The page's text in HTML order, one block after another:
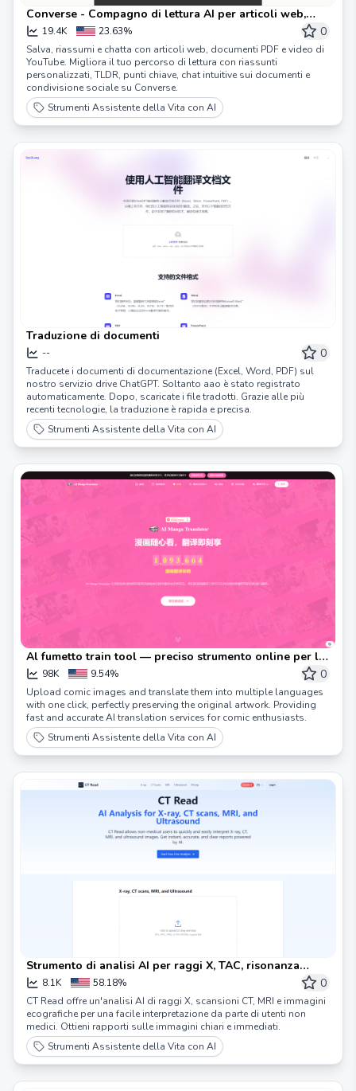
Converse - Compagno di lettura AI per articoli web,
PDF e video
19.4K 23.63% 0
Salva, riassumi e chatta con articoli web, documenti PDF e video di
YouTube. Migliora il tuo percorso di lettura con riassunti
personalizzati, TLDR, punti chiave, chat intuitive sui documenti e
condivisione sociale su Converse.
Strumenti Assistente della Vita con AI
Traduzione di documenti
-- 0
Traducete i documenti di documentazione (Excel, Word, PDF) sul
nostro servizio drive ChatGPT. Soltanto aao è stato registrato
automaticamente. Dopo, scaricate i file tradotti. Grazie alle più
recenti tecnologie, la traduzione è rapida e precisa.
Strumenti Assistente della Vita con AI
Al fumetto train tool — preciso strumento online per la
traduzione di fumetti
98K 9.54% 0
Upload comic images and translate them into multiple languages
with one click, perfectly preserving the original artwork. Providing
fast and accurate AI translation services for comic enthusiasts.
Strumenti Assistente della Vita con AI
Strumento di analisi AI per raggi X, TAC, risonanza
magnetica, ecografia - Lettura TAC
8.1K 58.18% 0
CT Read offre un'analisi AI di raggi X, scansioni CT, MRI e immagini
ecografiche per una facile interpretazione da parte di utenti non
medici. Ottieni rapporti sulle immagini chiari e immediati.
Strumenti Assistente della Vita con AI